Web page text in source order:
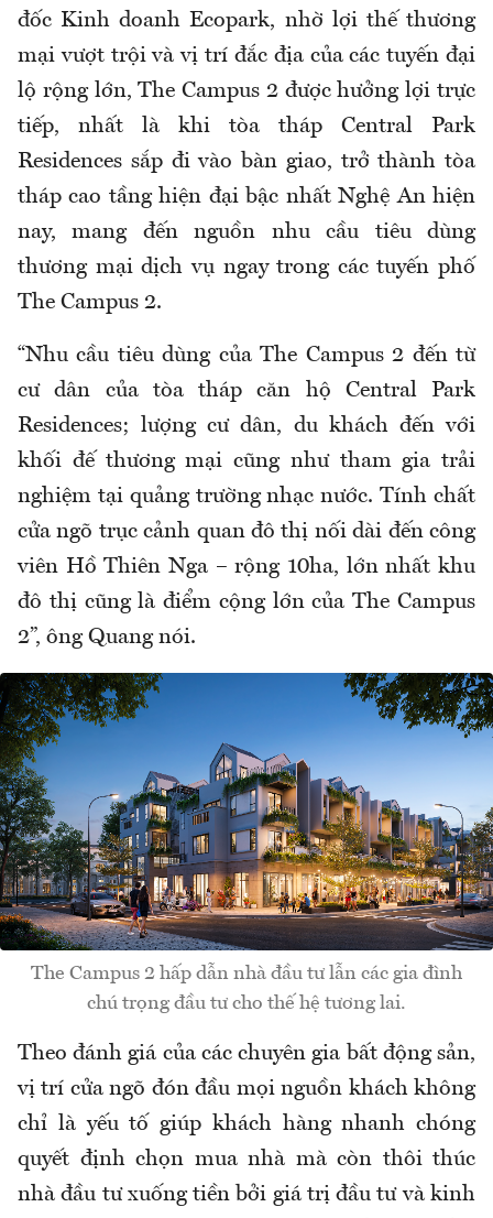
đốc Kinh doanh Ecopark, nhờ lợi thế thương
mại vượt trội và vị trí đắc địa của các tuyến đại
lộ rộng lớn, The Campus 2 được hưởng lợi trực
tiếp, nhất là khi tòa tháp Central Park
Residences sắp đi vào bàn giao, trở thành tòa
tháp cao tầng hiện đại bậc nhất Nghệ An hiện
nay, mang đến nguồn nhu cầu tiêu dùng
thương mại dịch vụ ngay trong các tuyến phố
The Campus 2.
“Nhu cầu tiêu dùng của The Campus 2 đến từ
cư dân của tòa tháp căn hộ Central Park
Residences; lượng cư dân, du khách đến với
khối đế thương mại cũng như tham gia trải
nghiệm tại quảng trường nhạc nước. Tính chất
cửa ngõ trục cảnh quan đô thị nối dài đến công
viên Hồ Thiên Nga – rộng 10ha, lớn nhất khu
đô thị cũng là điểm cộng lớn của The Campus
2”, ông Quang nói.
The Campus 2 hấp dẫn nhà đầu tư lẫn các gia đình
chú trọng đầu tư cho thế hệ tương lai.
Theo đánh giá của các chuyên gia bất động sản,
vị trí cửa ngõ đón đầu mọi nguồn khách không
chỉ là yếu tố giúp khách hàng nhanh chóng
quyết định chọn mua nhà mà còn thôi thúc
nhà đầu tư xuống tiền bởi giá trị đầu tư và kinh